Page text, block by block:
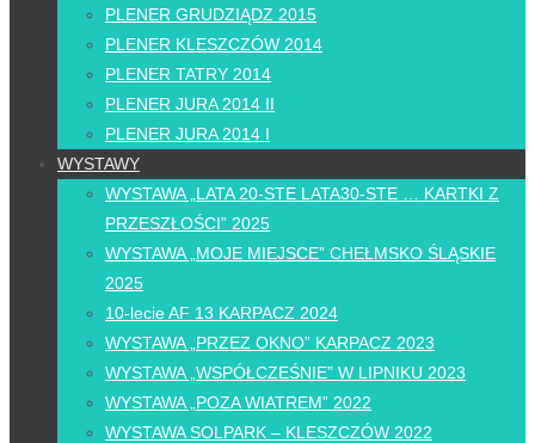
PLENER GRUDZIĄDZ 2015
PLENER KLESZCZÓW 2014
PLENER TATRY 2014
PLENER JURA 2014 II
PLENER JURA 2014 I
WYSTAWY
WYSTAWA „LATA 20-STE LATA30-STE … KARTKI Z
PRZESZŁOŚCI” 2025
WYSTAWA „MOJE MIEJSCE” CHEŁMSKO ŚLĄSKIE
2025
10-lecie AF 13 KARPACZ 2024
WYSTAWA „PRZEZ OKNO” KARPACZ 2023
WYSTAWA „WSPÓŁCZEŚNIE” W LIPNIKU 2023
WYSTAWA „POZA WIATREM” 2022
WYSTAWA SOLPARK – KLESZCZÓW 2022